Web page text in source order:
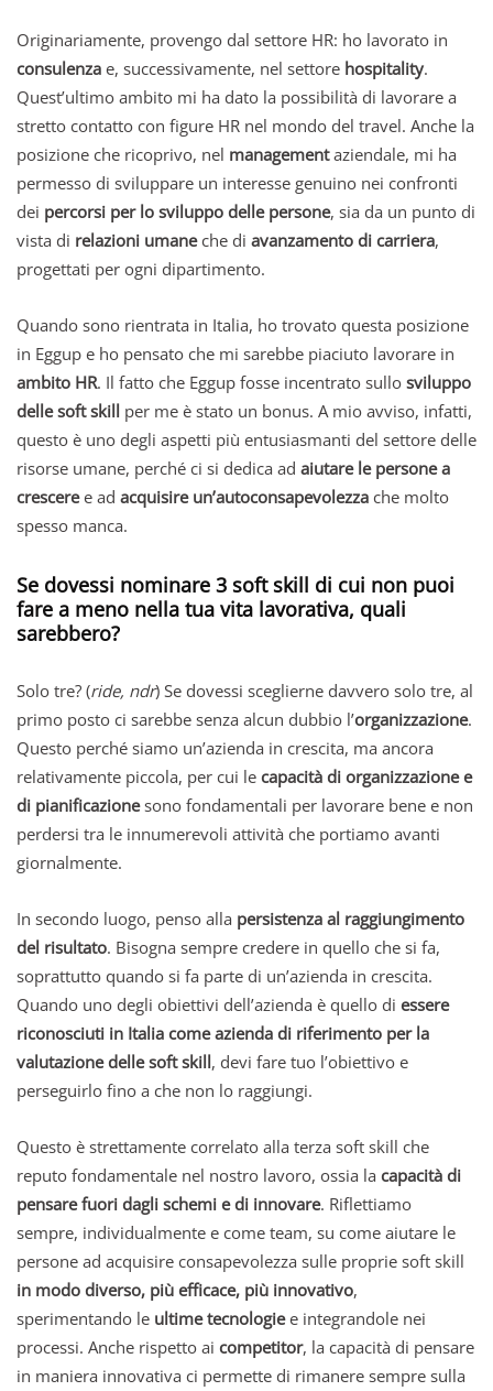
Originariamente, provengo dal settore HR: ho lavorato in
consulenza e, successivamente, nel settore hospitality.
Quest’ultimo ambito mi ha dato la possibilità di lavorare a
stretto contatto con figure HR nel mondo del travel. Anche la
posizione che ricoprivo, nel managementaziendale, mi ha
permesso di sviluppare un interesse genuino nei confronti
dei percorsi per lo sviluppo delle persone, sia da un punto di
vista di relazioni umaneche di avanzamento di carriera,
progettati per ogni dipartimento.
Quando sono rientrata in Italia, ho trovato questa posizione
in Eggup e ho pensato che mi sarebbe piaciuto lavorare in
ambito HR. Il fatto che Eggup fosse incentrato sullo sviluppo
delle soft skill per me è stato un bonus. A mio avviso, infatti,
questo è uno degli aspetti più entusiasmanti del settore delle
risorse umane, perché ci si dedica ad aiutare le persone a
cresceree ad acquisire un’autoconsapevolezza che molto
spesso manca.
Se dovessi nominare 3 soft skill di cui non puoi
fare a meno nella tua vita lavorativa, quali
sarebbero?
Solo tre? (ride, ndr) Se dovessi sceglierne davvero solo tre, al
primo posto ci sarebbe senza alcun dubbio l’organizzazione.
Questo perché siamo un’azienda in crescita, ma ancora
relativamente piccola, per cui le capacità di organizzazione e
di pianificazionesono fondamentali per lavorare bene e non
perdersi tra le innumerevoli attività che portiamo avanti
giornalmente.
In secondo luogo, penso alla persistenza al raggiungimento
del risultato. Bisogna sempre credere in quello che si fa,
soprattutto quando si fa parte di un’azienda in crescita.
Quando uno degli obiettivi dell’azienda è quello di essere
riconosciuti in Italia come azienda di riferimento per la
valutazione delle soft skill, devi fare tuo l’obiettivo e
perseguirlo fino a che non lo raggiungi.
Questo è strettamente correlato alla terza soft skill che
reputo fondamentale nel nostro lavoro, ossia la capacità di
pensare fuori dagli schemi e di innovare. Riflettiamo
sempre, individualmente e come team, su come aiutare le
persone ad acquisire consapevolezza sulle proprie soft skill
in modo diverso, più efficace, più innovativo,
sperimentando le ultime tecnologiee integrandole nei
processi. Anche rispetto ai competitor, la capacità di pensare
in maniera innovativa ci permette di rimanere sempre sulla